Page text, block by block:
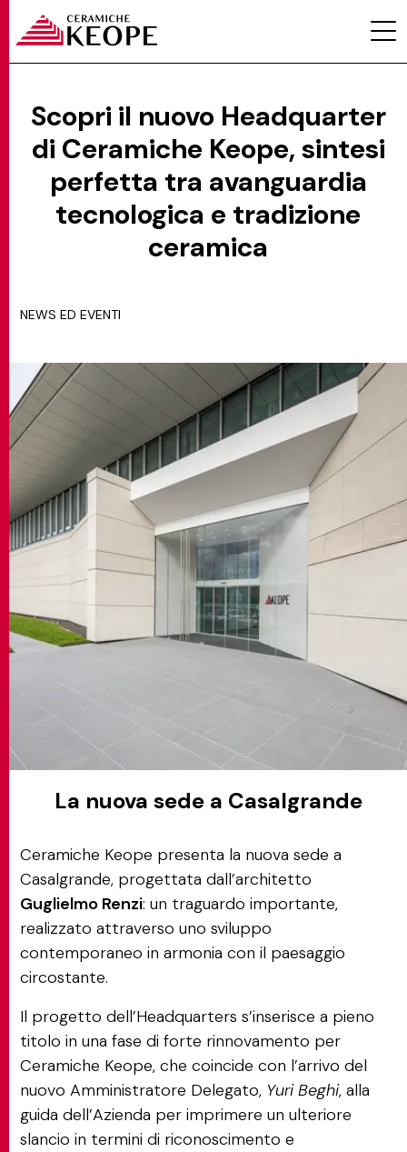
PROGETTI
MAGAZINE
EVENTI
MATCH APP
Scopri il nuovo Headquarter
di Ceramiche Keope, sintesi
perfetta tra avanguardia
tecnologica e tradizione
ceramica
NEWS ED EVENTI
La nuova sede a Casalgrande
Ceramiche Keope presenta la nuova sede a
Casalgrande, progettata dall’architetto
Guglielmo Renzi: un traguardo importante,
realizzato attraverso uno sviluppo
contemporaneo in armonia con il paesaggio
circostante.
Il progetto dell’Headquarters s’inserisce a pieno
titolo in una fase di forte rinnovamento per
Ceramiche Keope, che coincide con l’arrivo del
nuovo Amministratore Delegato, Yuri Beghi, alla
guida dell’Azienda per imprimere un ulteriore
slancio in termini di riconoscimento e